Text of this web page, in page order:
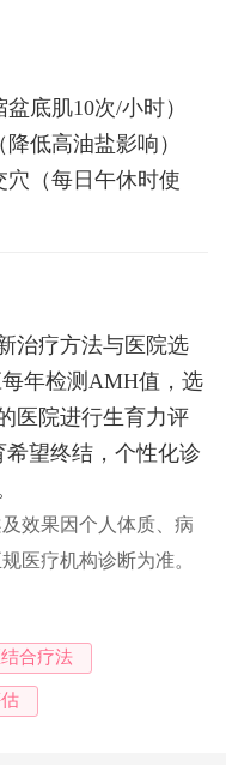
底肌10次/小时）
低高油盐影响）
穴（每日午休时使
治疗方法与医院选
年检测AMH值，选
医院进行生育力评
望终结，个性化诊
效果因个人体质、病
医疗机构诊断为准。
合疗法